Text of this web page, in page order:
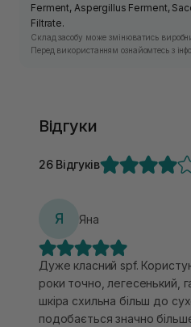
Ferment, Aspergillus Ferment,
Filtrate.
Склад засобу може змінюватись
Перед використанням ознайомтесь з
Відгуки
26 Відгуків
Я Яна
Дуже класний spf.
роки точно, легесенький,
шкіра схильна більш до
подобається значно